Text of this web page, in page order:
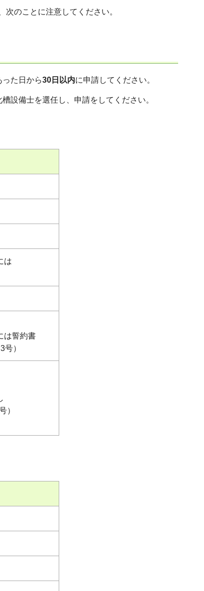
のことに注意してください。
た日から30日以内に申請してください。
設備士を選任し、申請をしてください。
は
は誓約書
）
）